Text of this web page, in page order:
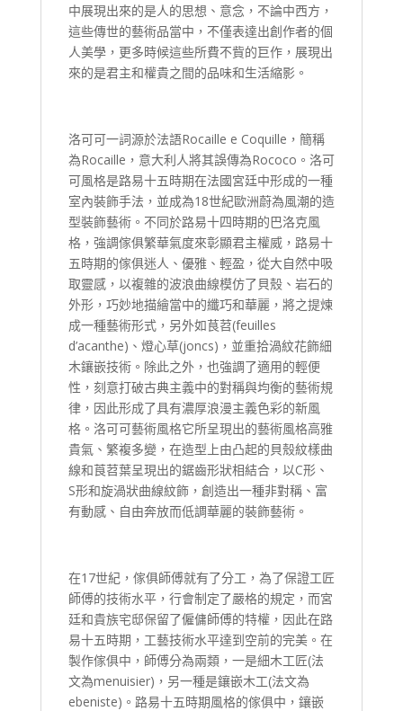
中展現出來的是人的思想、意念，不論中西方，
這些傳世的藝術品當中，不僅表達出創作者的個
人美學，更多時候這些所費不貲的巨作，展現出
來的是君主和權貴之間的品味和生活縮影。
洛可可一詞源於法語Rocaille e Coquille，簡稱
為Rocaille，意大利人將其誤傳為Rococo。洛可
可風格是路易十五時期在法國宮廷中形成的一種
室內裝飾手法，並成為18世紀歐洲蔚為風潮的造
型裝飾藝術。不同於路易十四時期的巴洛克風
格，強調傢俱繁華氣度來彰顯君主權威，路易十
五時期的傢俱迷人、優雅、輕盈，從大自然中吸
取靈感，以複雜的波浪曲線模仿了貝殼、岩石的
外形，巧妙地描繪當中的纖巧和華麗，將之提煉
成一種藝術形式，另外如茛苕(feuilles
d’acanthe)、燈心草(joncs)，並重拾渦紋花飾細
木鑲嵌技術。除此之外，也強調了適用的輕便
性，刻意打破古典主義中的對稱與均衡的藝術規
律，因此形成了具有濃厚浪漫主義色彩的新風
格。洛可可藝術風格它所呈現出的藝術風格高雅
貴氣、繁複多變，在造型上由凸起的貝殼紋樣曲
線和莨苕葉呈現出的鋸齒形狀相結合，以C形、
S形和旋渦狀曲線紋飾，創造出一種非對稱、富
有動感、自由奔放而低調華麗的裝飾藝術。
在17世紀，傢俱師傅就有了分工，為了保證工匠
師傅的技術水平，行會制定了嚴格的規定，而宮
廷和貴族宅邸保留了僱傭師傅的特權，因此在路
易十五時期，工藝技術水平達到空前的完美。在
製作傢俱中，師傅分為兩類，一是細木工匠(法
文為menuisier)，另一種是鑲嵌木工(法文為
ebeniste)。路易十五時期風格的傢俱中，鑲嵌